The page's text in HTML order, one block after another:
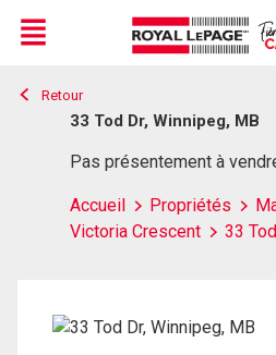
Live
En Direct
Menu
Retour
33 Tod Dr, Winnipeg, MB
Pas présentement à
Accueil Propriétés
Victoria Crescent
33